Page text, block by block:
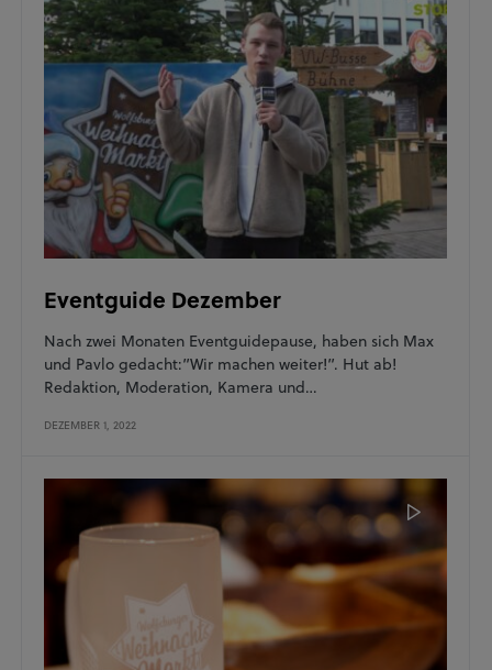
Eventguide Dezember
Nach zwei Monaten Eventguidepause, haben sich Max
und Pavlo gedacht:”Wir machen weiter!”. Hut ab!
Redaktion, Moderation, Kamera und…
DEZEMBER 1, 2022